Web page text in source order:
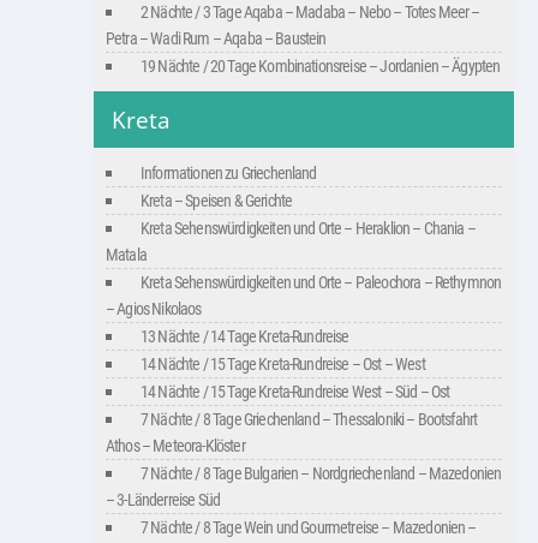
2 Nächte / 3 Tage Aqaba – Madaba – Nebo – Totes Meer –
Petra – Wadi Rum – Aqaba – Baustein
19 Nächte / 20 Tage Kombinationsreise – Jordanien – Ägypten
Kreta
Informationen zu Griechenland
Kreta – Speisen & Gerichte
Kreta Sehenswürdigkeiten und Orte – Heraklion – Chania –
Matala
Kreta Sehenswürdigkeiten und Orte – Paleochora – Rethymnon
– Agios Nikolaos
13 Nächte / 14 Tage Kreta-Rundreise
14 Nächte / 15 Tage Kreta-Rundreise – Ost – West
14 Nächte / 15 Tage Kreta-Rundreise West – Süd – Ost
7 Nächte / 8 Tage Griechenland – Thessaloniki – Bootsfahrt
Athos – Meteora-Klöster
7 Nächte / 8 Tage Bulgarien – Nordgriechenland – Mazedonien
– 3-Länderreise Süd
7 Nächte / 8 Tage Wein und Gourmetreise – Mazedonien –